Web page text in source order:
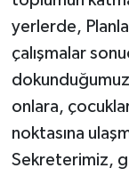
yerlerde,
çalışmalar
onlara,
noktasına
Sekreterimiz,